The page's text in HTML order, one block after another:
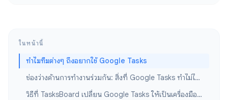
ในหน้านี้
ทำไมทีมต่างๆ ถึงอยากใช้ Google Tasks
ช่องว่างด้านการทำงานร่วมกัน: สิ่งที่ Google Tasks ทำไม่ได้สำหรับทีม
วิธีที่ TasksBoard เปลี่ยน Google Tasks ให้เป็นเครื่องมือสำหรับทีม